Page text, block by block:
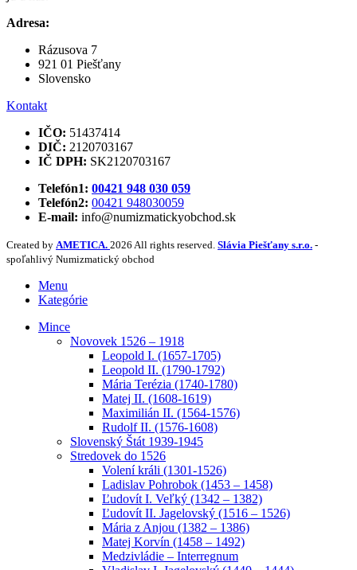
Adresa:
Rázusova 7
921 01 Piešťany
Slovensko
Kontakt
IČO: 51437414
DIČ: 2120703167
IČ DPH: SK2120703167
Telefón1: 00421 948 030 059
Telefón2: 00421 948030059
E-mail: info@numizmatickyobchod.sk
Created by AMETICA. 2026 All rights reserved. Slávia Piešťany s.r.o. -
spoľahlivý Numizmatický obchod
Menu
Kategórie
Mince
Novovek 1526 – 1918
Leopold I. (1657-1705)
Leopold II. (1790-1792)
Mária Terézia (1740-1780)
Matej II. (1608-1619)
Maximilián II. (1564-1576)
Rudolf II. (1576-1608)
Slovenský Štát 1939-1945
Stredovek do 1526
Volení králi (1301-1526)
Ladislav Pohrobok (1453 – 1458)
Ľudovít I. Veľký (1342 – 1382)
Ľudovít II. Jagelovský (1516 – 1526)
Mária z Anjou (1382 – 1386)
Matej Korvín (1458 – 1492)
Medzivládie – Interregnum